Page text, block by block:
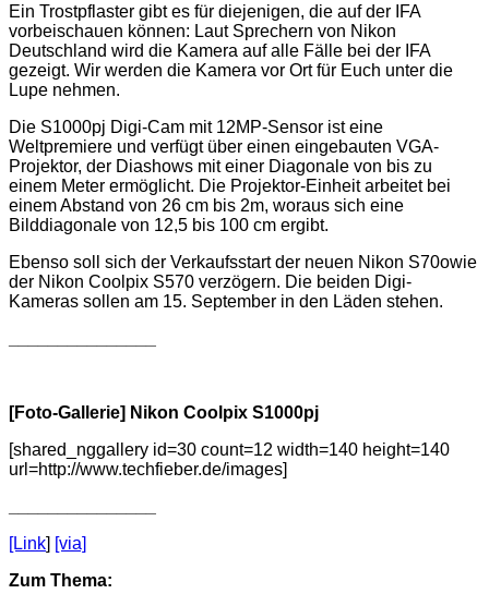
Ein Trostpflaster gibt es für diejenigen, die auf der IFA
vorbeischauen können: Laut Sprechern von Nikon
Deutschland wird die Kamera auf alle Fälle bei der IFA
gezeigt. Wir werden die Kamera vor Ort für Euch unter die
Lupe nehmen.
Die S1000pj Digi-Cam mit 12MP-Sensor ist eine
Weltpremiere und verfügt über einen eingebauten VGA-
Projektor, der Diashows mit einer Diagonale von bis zu
einem Meter ermöglicht. Die Projektor-Einheit arbeitet bei
einem Abstand von 26 cm bis 2m, woraus sich eine
Bilddiagonale von 12,5 bis 100 cm ergibt.
Ebenso soll sich der Verkaufsstart der neuen Nikon S70owie
der Nikon Coolpix S570 verzögern. Die beiden Digi-
Kameras sollen am 15. September in den Läden stehen.
[Foto-Gallerie] Nikon Coolpix S1000pj
[shared_nggallery id=30 count=12 width=140 height=140
url=http://www.techfieber.de/images]
[Link] [via]
Zum Thema: